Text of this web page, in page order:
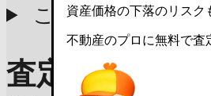
この物件の参考査
査定価格の目
資産価格の下落のリスク
不動産のプロに無料で査